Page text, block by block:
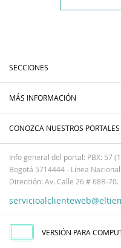
SECCIONES
MÁS INFORMACIÓN
CONOZCA NUESTROS PORTALES
Info general del portal: PBX: 57
Bogotá 5714444 - Línea
Dirección: Av. Calle 26 # 68B-70.
VERSIÓN PARA